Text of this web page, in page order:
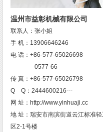
温州市益彰机械有限公司
联系人：张小姐
手 机：13906646246
电 话：+86-577-65026698
0577-66
传 真：+86-577-65026798
Q Q：2444600216---
网 址：http://www.yinhuaji.cc
地 址：瑞安市南滨街道云江标准
区2-1号楼